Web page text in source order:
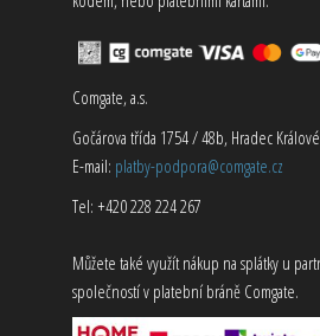
Comgate, a.s.
Gočárova třída 1754 / 48b, Hradec Králové
E-mail: platby-podpora@comgate.cz
Tel: +420 228 224 267
Můžete také využít nákup na splátky u
společností v platební bráně Comgate.